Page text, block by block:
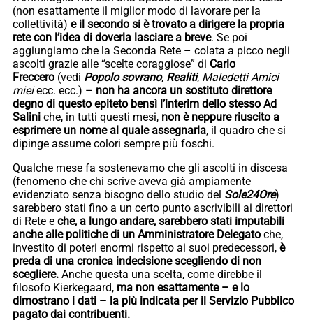
(non esattamente il miglior modo di lavorare per la
collettività) e il secondo si è trovato a dirigere la propria
rete con l’idea di doverla lasciare a breve. Se poi
aggiungiamo che la Seconda Rete – colata a picco negli
ascolti grazie alle “scelte coraggiose” di Carlo
Freccero (vedi Popolo sovrano, Realiti, Maledetti Amici
mieiecc. ecc.) – non ha ancora un sostituto direttore
degno di questo epiteto bensì l’interim dello stesso Ad
Salini che, in tutti questi mesi, non è neppure riuscito a
esprimere un nome al quale assegnarla, il quadro che si
dipinge assume colori sempre più foschi.
Qualche mese fa sostenevamo che gli ascolti in discesa
(fenomeno che chi scrive aveva già ampiamente
evidenziato senza bisogno dello studio del Sole24Ore)
sarebbero stati fino a un certo punto ascrivibili ai direttori
di Rete e che, a lungo andare, sarebbero stati imputabili
anche alle politiche di un Amministratore Delegato che,
investito di poteri enormi rispetto ai suoi predecessori, è
preda di una cronica indecisione scegliendo di non
scegliere. Anche questa una scelta, come direbbe il
filosofo Kierkegaard, ma non esattamente – e lo
dimostrano i dati – la più indicata per il Servizio Pubblico
pagato dai contribuenti.